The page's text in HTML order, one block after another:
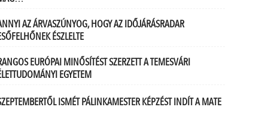
AZ ÁRVASZÚNYOG, HOGY AZ IDŐJÁRÁSRADAR
ÉSZLELTE
EURÓPAI MINŐSÍTÉST SZERZETT A TEMESVÁRI
EGYETEM
ISMÉT PÁLINKAMESTER KÉPZÉST INDÍT A MATE